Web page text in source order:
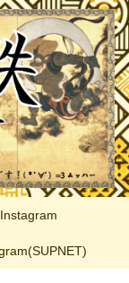
Instagram